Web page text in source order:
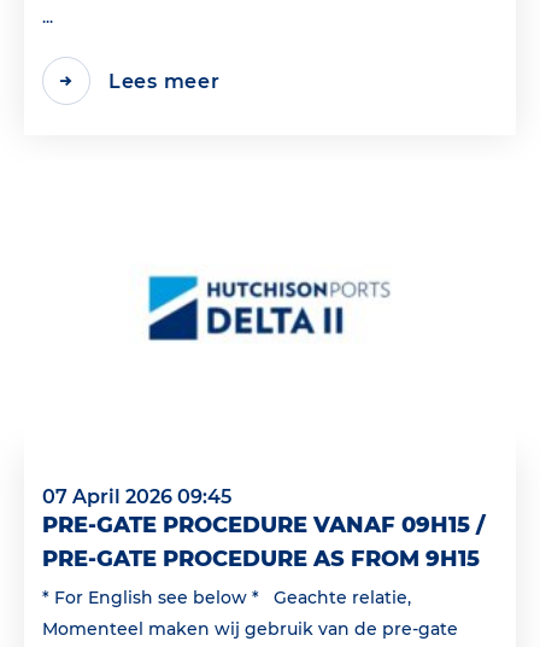
...
Lees meer
07 April 2026 09:45
PRE-GATE PROCEDURE VANAF 09H15 /
PRE-GATE PROCEDURE AS FROM 9H15
* For English see below * Geachte relatie,
Momenteel maken wij gebruik van de pre-gate